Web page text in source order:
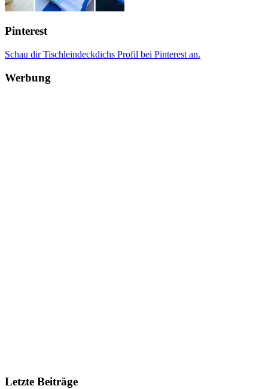
Pinterest
Schau dir Tischleindeckdichs Profil bei Pinterest an.
Werbung
Letzte Beiträge